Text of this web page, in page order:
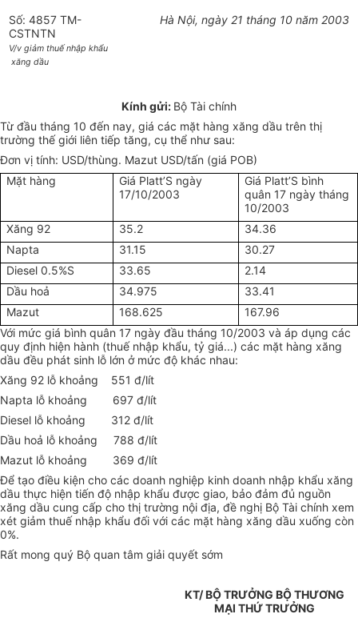
Số: 4857 TM-
CSTNTN
V/v giảm thuế nhập khẩu
xăng dầu
Hà Nội, ngày 21 tháng 10 năm 2003
Kính gửi: Bộ Tài chính
Từ đầu tháng 10 đến nay, giá các mặt hàng xăng dầu trên thị
trường thế giới liên tiếp tăng, cụ thể như sau:
Đơn vị tính: USD/thùng. Mazut USD/tấn (giá POB)
Mặt hàng
Giá Platt’S ngày
17/10/2003
Giá Platt’S bình
quân 17 ngày tháng
10/2003
Xăng 92
35.2
34.36
Napta
31.15
30.27
Diesel 0.5%S
33.65
2.14
Dầu hoả
34.975
33.41
Mazut
168.625
167.96
Với mức giá bình quân 17 ngày đầu tháng 10/2003 và áp dụng các
quy định hiện hành (thuế nhập khẩu, tỷ giá...) các mặt hàng xăng
dầu đều phát sinh lỗ lớn ở mức độ khác nhau:
Xăng 92 lỗ khoảng 551 đ/lít
Napta lỗ khoảng 697 đ/lít
Diesel lỗ khoảng 312 đ/lít
Dầu hoả lỗ khoảng 788 đ/lít
Mazut lỗ khoảng 369 đ/lít
Để tạo điều kiện cho các doanh nghiệp kinh doanh nhập khẩu xăng
dầu thực hiện tiến độ nhập khẩu được giao, bảo đảm đủ nguồn
xăng dầu cung cấp cho thị trường nội địa, đề nghị Bộ Tài chính xem
xét giảm thuế nhập khẩu đối với các mặt hàng xăng dầu xuống còn
0%.
Rất mong quý Bộ quan tâm giải quyết sớm
KT/ BỘ TRƯỞNG BỘ THƯƠNG
MẠI THỨ TRƯỞNG